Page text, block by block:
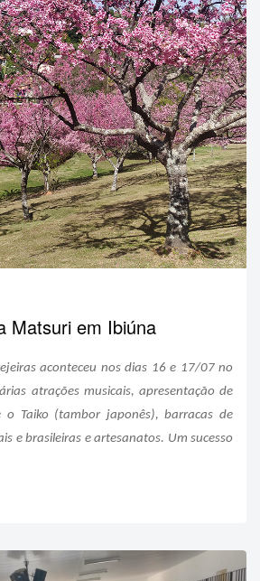
Matsuri em Ibiúna
aconteceu nos dias 16 e 17/07 no
atrações musicais, apresentação de
o Taiko (tambor japonês), barracas de
e brasileiras e artesanatos. Um sucesso